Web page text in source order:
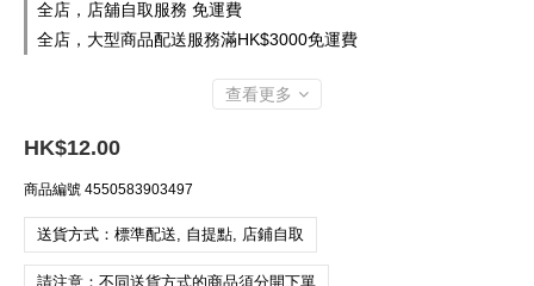
全店，店舖自取服務 免運費
全店，大型商品配送服務滿HK$3000免運費
查看更多
HK$12.00
商品編號 4550583903497
送貨方式：標準配送, 自提點, 店鋪自取
請注意：不同送貨方式的商品須分開下單